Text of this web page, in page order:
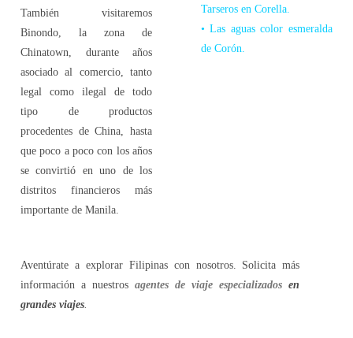
También visitaremos
Binondo, la zona de
Chinatown, durante años
asociado al comercio, tanto
legal como ilegal de todo
tipo de productos
procedentes de China, hasta
que poco a poco con los años
se convirtió en uno de los
distritos financieros más
importante de Manila.
Tarseros en Corella.
• Las aguas color esmeralda
de Corón.
Aventúrate a explorar Filipinas con nosotros. Solicita más
información a nuestrosagentes de viaje especializados en
grandes viajes